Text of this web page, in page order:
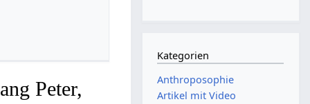
Peter,
Kategorien
Anthroposophie
Artikel mit Video